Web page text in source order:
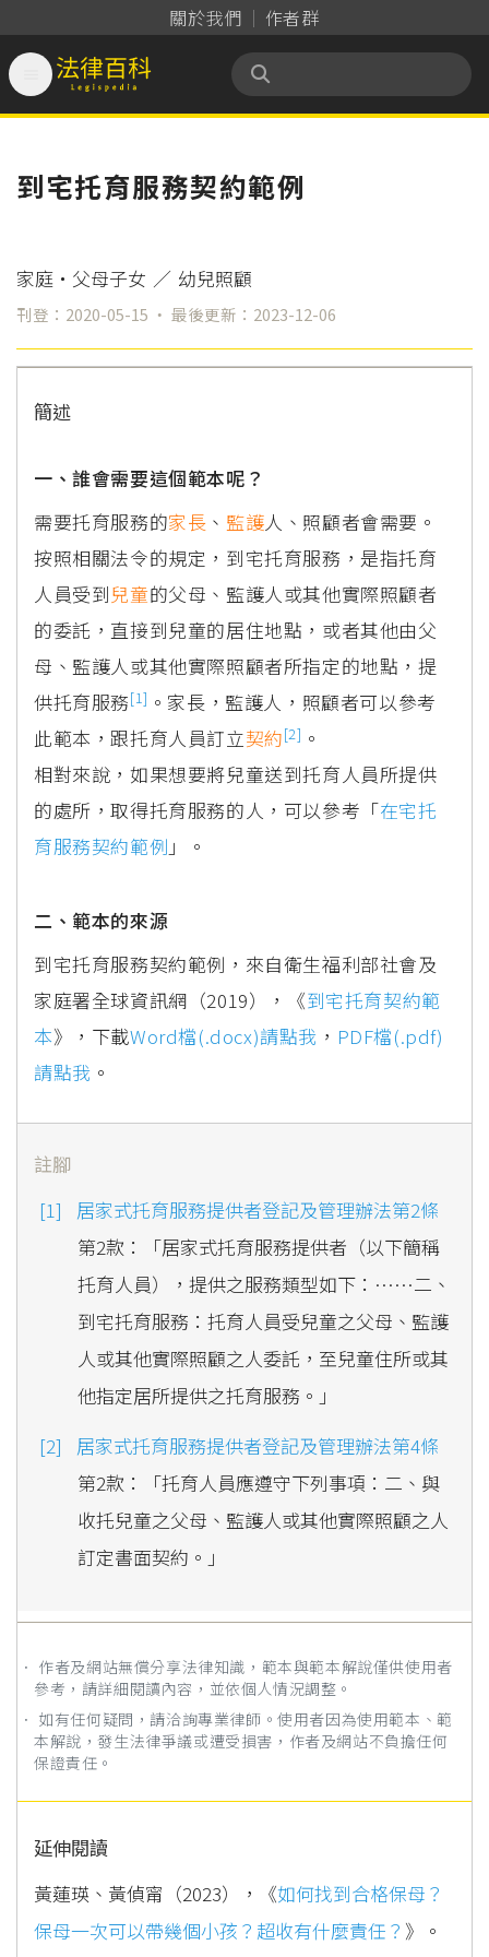
關於我們 作者群
法律百科 Legispedia
到宅托育服務契約範例
家庭‧父母子女 ／ 幼兒照顧
刊登：2020-05-15 ‧ 最後更新：2023-12-06
簡述
一、誰會需要這個範本呢？
需要托育服務的家長 、 監護人、照顧者會需要。
按照相關法令的規定，到宅托育服務，是指托育
人員受到兒童的父母、監護人或其他實際照顧者
的委託，直接到兒童的居住地點，或者其他由父
母、監護人或其他實際照顧者所指定的地點，提
供托育服務[1] 。家長，監護人，照顧者可以參考
此範本，跟托育人員訂立契約[2] 。
相對來說，如果想要將兒童送到托育人員所提供
的處所，取得托育服務的人，可以參考「在宅托
育服務契約範例 」。
二、範本的來源
到宅托育服務契約範例，來自衛生福利部社會及
家庭署全球資訊網（2019），《到宅托育契約範
本》，下載Word檔(.docx)請點我 ， PDF檔(.pdf)
請點我 。
註腳
居家式托育服務提供者登記及管理辦法第2條
第2款：「居家式托育服務提供者（以下簡稱
托育人員），提供之服務類型如下：……二、
到宅托育服務：托育人員受兒童之父母、監護
人或其他實際照顧之人委託，至兒童住所或其
他指定居所提供之托育服務。」
居家式托育服務提供者登記及管理辦法第4條
第2款：「托育人員應遵守下列事項：二、與
收托兒童之父母、監護人或其他實際照顧之人
訂定書面契約。」
． 作者及網站無償分享法律知識，範本與範本解說僅供使用者
參考，請詳細閱讀內容，並依個人情況調整。
． 如有任何疑問，請洽詢專業律師。使用者因為使用範本、範
本解說，發生法律爭議或遭受損害，作者及網站不負擔任何
保證責任。
延伸閱讀
黃蓮瑛、黃偵甯（2023），《如何找到合格保母？
保母一次可以帶幾個小孩？超收有什麼責任？ 》。